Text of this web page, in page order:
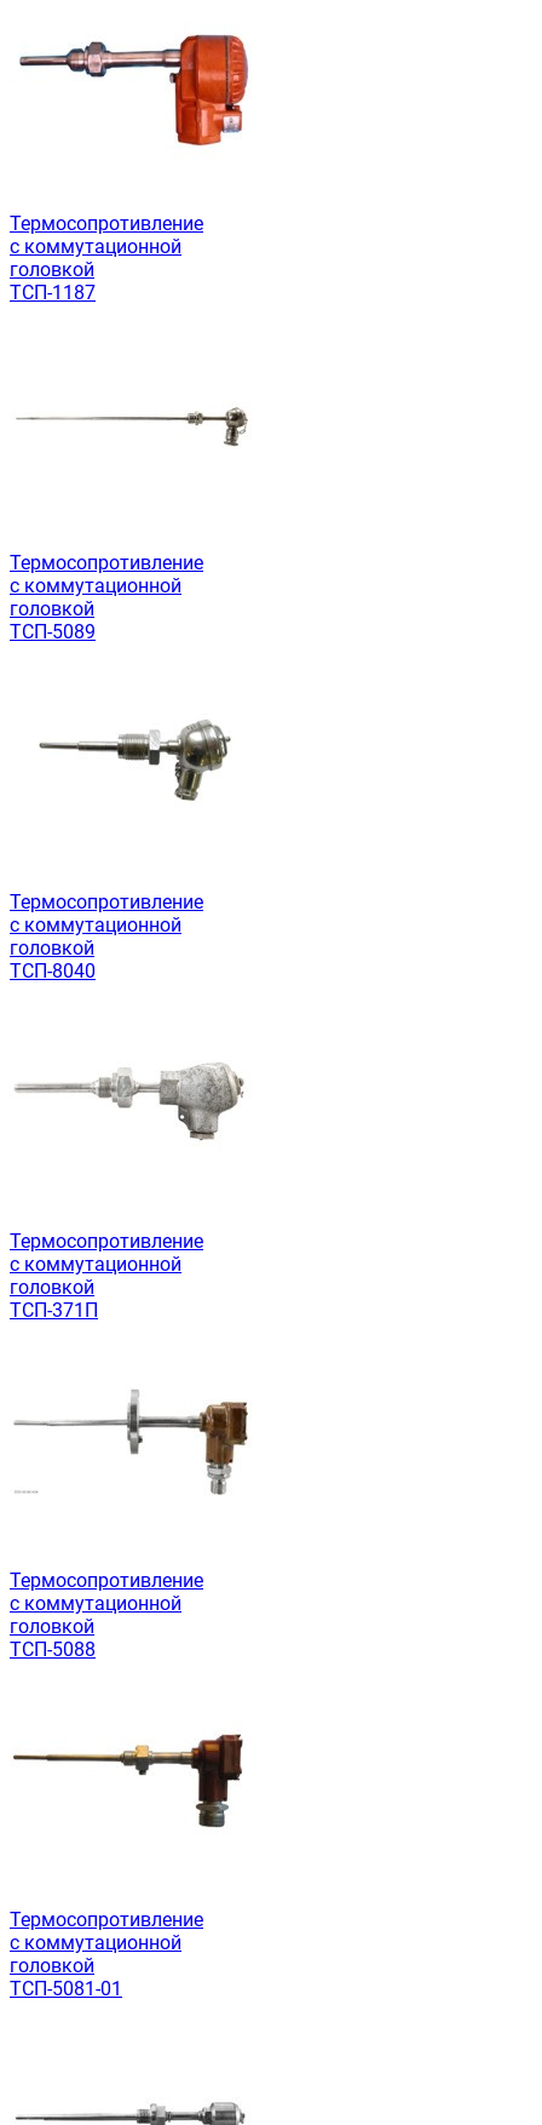
Термосопротивление
с коммутационной
головкой
ТСП-1187
Термосопротивление
с коммутационной
головкой
ТСП-5089
Термосопротивление
с коммутационной
головкой
ТСП-8040
Термосопротивление
с коммутационной
головкой
ТСП-371П
Термосопротивление
с коммутационной
головкой
ТСП-5088
Термосопротивление
с коммутационной
головкой
ТСП-5081-01